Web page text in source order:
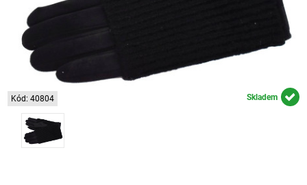
Kód: 40804 Skladem